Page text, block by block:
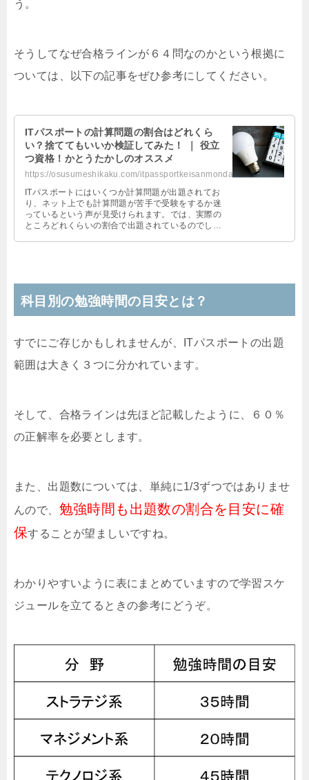
う。
そうしてなぜ合格ラインが６４問なのかという根拠に
ついては、以下の記事をぜひ参考にしてください。
ITパスポートの計算問題の割合はどれくら
い？捨ててもいいか検証してみた！ ｜ 役立
つ資格！かとうたかしのオススメ
https://osusumeshikaku.com/itpassportkeisanmondai/
ITパスポートにはいくつか計算問題が出題されてお
り、ネット上でも計算問題が苦手で受験をするか迷
っているという声が見受けられます。では、実際の
ところどれくらいの割合で出題されているのでしょ
科目別の勉強時間の目安とは？
すでにご存じかもしれませんが、ITパスポートの出題
範囲は大きく３つに分かれています。
そして、合格ラインは先ほど記載したように、６０％
の正解率を必要とします。
また、出題数については、単純に1/3ずつではありませ
んので、 勉強時間も出題数の割合を目安に確
保することが望ましいですね。
わかりやすいように表にまとめていますので学習スケ
ジュールを立てるときの参考にどうぞ。